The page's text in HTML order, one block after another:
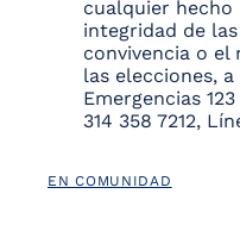
cualquier hecho
integridad de
convivencia o
las elecciones,
Emergencias
314 358 7212,
EN COMUNIDAD